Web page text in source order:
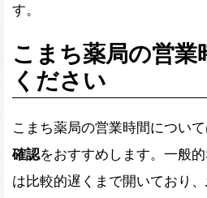
す。
こまち薬局の営業
ください
こまち薬局の営業時間について
確認をおすすめします。一般的
は比較的遅くまで開いており、